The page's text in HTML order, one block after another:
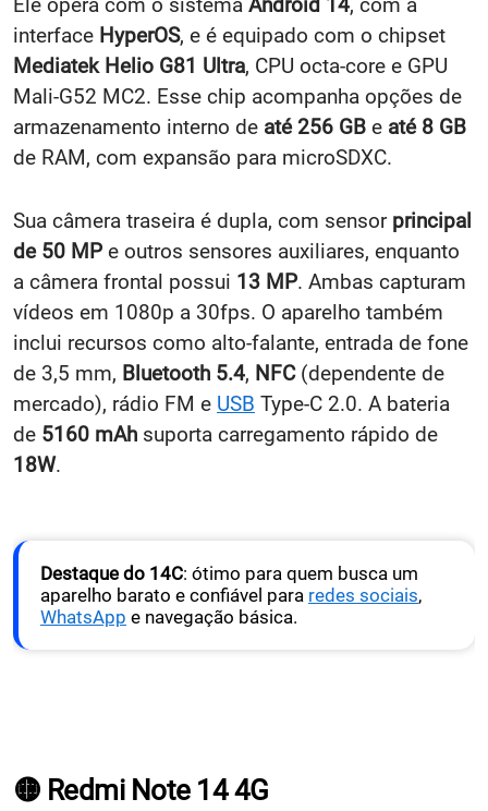
Ele opera com o sistema Android 14, com a
interface HyperOS, e é equipado com o chipset
Mediatek Helio G81 Ultra, CPU octa-core e GPU
Mali-G52 MC2. Esse chip acompanha opções de
armazenamento interno de até 256 GB e até 8 GB
de RAM, com expansão para microSDXC.
Sua câmera traseira é dupla, com sensor principal
de 50 MP e outros sensores auxiliares, enquanto
a câmera frontal possui 13 MP. Ambas capturam
vídeos em 1080p a 30fps. O aparelho também
inclui recursos como alto-falante, entrada de fone
de 3,5 mm, Bluetooth 5.4, NFC(dependente de
mercado), rádio FM e USB Type-C 2.0. A bateria
de 5160 mAh suporta carregamento rápido de
18W.
Destaque do 14C: ótimo para quem busca um
aparelho barato e confiável para redes sociais,
WhatsApp e navegação básica.
🟡 Redmi Note 14 4G